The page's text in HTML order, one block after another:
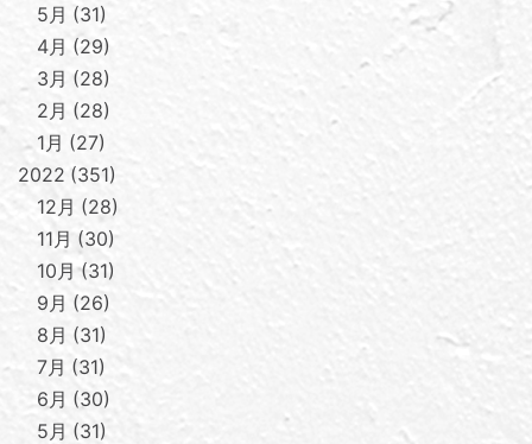
5月
31
4月
29
3月
28
2月
28
1月
27
2022 351
12月
28
11月
30
10月
31
9月
26
8月
31
7月
31
6月
30
5月
31